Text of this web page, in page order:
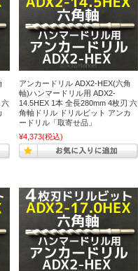
六
アンカードリル ADX2-HEX(六角
軸)ハンマードリル用 ADX2-
14.5HEX 1本 全長280mm 4枚刃 六
角軸ドリル ドリルビット アンカ
ードリル「取寄せ品」
¥4,373(税込)